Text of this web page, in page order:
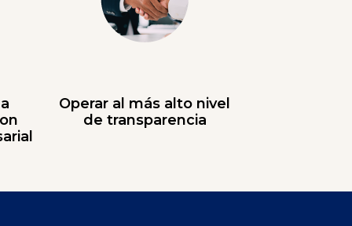
Operar al más alto nivel
de transparencia